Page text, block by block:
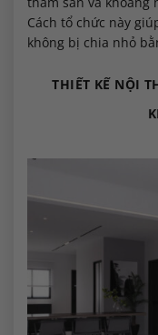
Cách tổ chức này
không bị chia nhỏ
THIẾT KẾ NỘI